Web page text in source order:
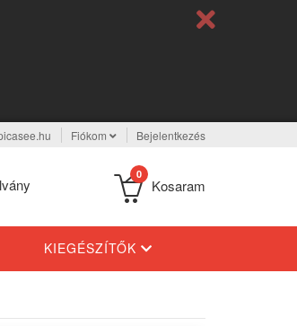
Fiókom Bejelentkezés
0
Kosaram
KIEGÉSZÍTŐK